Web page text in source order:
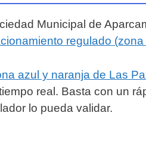
Municipal de
regulado
azul y naranja de Las
real. Basta con un
lo pueda validar.